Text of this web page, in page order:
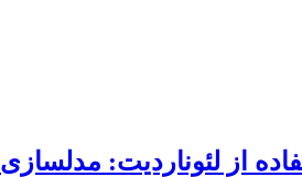
از لئوناردیت: